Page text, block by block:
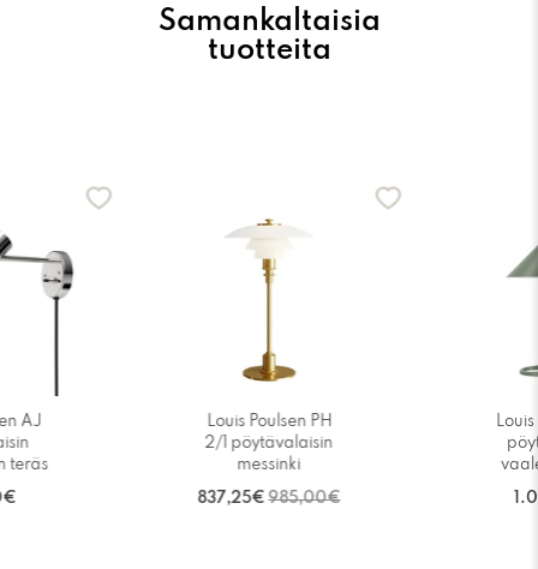
Samankaltaisia
tuotteita
AJ
teräs
Louis Poulsen PH
2/1 pöytävalaisin
messinki
837,25€ 985,00€